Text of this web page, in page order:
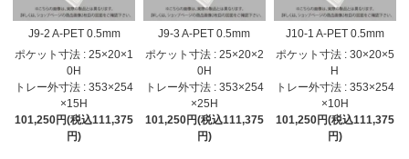
J9-2 A-PET 0.5mm
ポケット寸法 : 25×20×1
0H
トレー外寸法 : 353×254
×15H
101,250円(税込111,375
円)
J9-3 A-PET 0.5mm
ポケット寸法 : 25×20×2
0H
トレー外寸法 : 353×254
×25H
101,250円(税込111,375
円)
J10-1 A-PET 0.5mm
ポケット寸法 : 30×20×5
H
トレー外寸法 : 353×254
×10H
101,250円(税込111,375
円)